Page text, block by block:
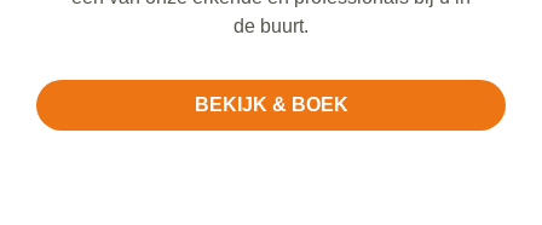
de buurt.
BEKIJK & BOEK